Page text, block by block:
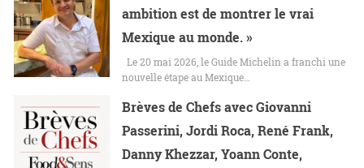
ambition est de montrer le vrai
Mexique au monde. »
Le 20 mai 2026, le Guide Michelin a franchi une
nouvelle étape au Mexique…
Brèves de Chefs avec Giovanni
Passerini, Jordi Roca, René Frank,
Danny Khezzar, Yoann Conte,